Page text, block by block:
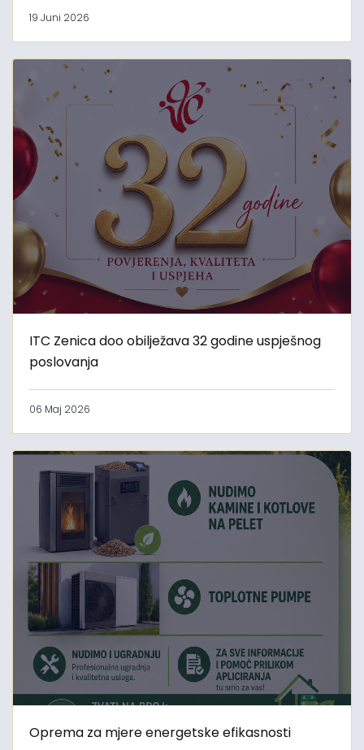
19 Juni 2026
ITC Zenica doo obilježava 32 godine uspješnog
poslovanja
06 Maj 2026
Oprema za mjere energetske efikasnosti